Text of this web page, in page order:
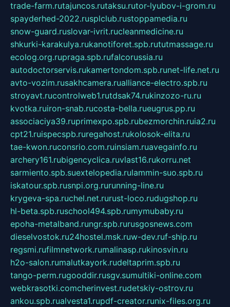
trade-farm.rutajuncos.rutaksu.rutor-lyubov-i-grom.ru
spayderhed-2022.rusplclub.rustoppamedia.ru
snow-guard.ruslovar-ivrit.rucleanmedicine.ru
shkurki-karakulya.rukanotiforet.spb.rututmassage.ru
ecolog.org.rupraga.spb.rufalcorussia.ru
autodoctorservis.rukamertondom.spb.runet-life.net.ru
avto-vozim.rusakhcamera.rualliance-electro.spb.ru
stroyavt.rucontrolweb1.rutdsak74.rukinzozo-ru.ru
kvotka.ruiron-snab.rucosta-bella.rueugrus.pp.ru
associaciya39.ruprimexpo.spb.rubezmorchin.ruia2.ru
cpt21.ruispecspb.ruregahost.rukolosok-elita.ru
tae-kwon.ruconsrio.com.ruinsiam.ruavegainfo.ru
archery161.rubigencyclica.ruvlast16.rukorru.net
sarmiento.spb.suextelopedia.rulammin-suo.spb.ru
iskatour.spb.rusnpi.org.rurunning-line.ru
krygeva-spa.ruchel.net.rurust-loco.rudugshop.ru
hl-beta.spb.ruschool494.spb.rumymubaby.ru
epoha-metalband.rungr.spb.rurusgosnews.com
dieselvostok.ru24hostel.msk.ruw-dev.ruf-ship.ru
regsmi.rufilmnetwork.rumalinasp.rukinosvin.ru
h2o-salon.rumalutkayork.rudeltaprim.spb.ru
tango-perm.rugooddir.rusgv.sumultiki-online.com
webkrasotki.comcherinvest.rudetskiy-ostrov.ru
ankou.spb.rualvesta1.rupdf-creator.runix-files.org.ru